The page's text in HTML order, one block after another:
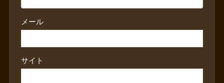
メール
サイト